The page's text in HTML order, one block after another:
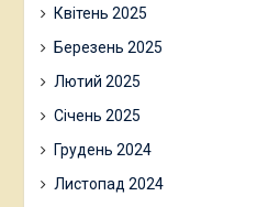
Квітень 2025
Березень 2025
Лютий 2025
Січень 2025
Грудень 2024
Листопад 2024